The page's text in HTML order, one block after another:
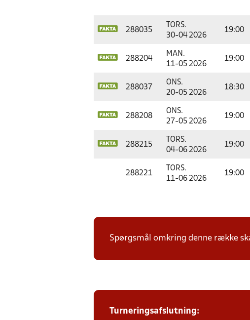
288035
TORS.
30-04 2026
19:00
288204
MAN.
11-05 2026
19:00
288037
ONS.
20-05 2026
18:30
288208
ONS.
27-05 2026
19:00
288215
TORS.
04-06 2026
19:00
288221
TORS.
11-06 2026
19:00
Spørgsmål omkring denne række
Turneringsafslutning: